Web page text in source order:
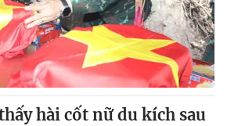
hài cốt nữ du kích sau